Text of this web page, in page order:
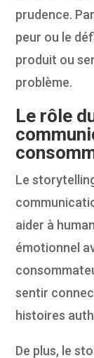
prudence.
peur ou le
produit ou
problème.
Le rôle
Le
aider à
émotionnel
sentir
histoires
De plus, le